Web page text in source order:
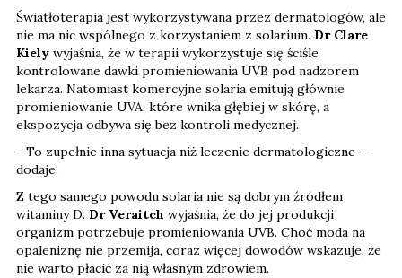
Światłoterapia jest wykorzystywana przez dermatologów, ale
nie ma nic wspólnego z korzystaniem z solarium. Dr Clare
Kiely wyjaśnia, że w terapii wykorzystuje się ściśle
kontrolowane dawki promieniowania UVB pod nadzorem
lekarza. Natomiast komercyjne solaria emitują głównie
promieniowanie UVA, które wnika głębiej w skórę, a
ekspozycja odbywa się bez kontroli medycznej.
- To zupełnie inna sytuacja niż leczenie dermatologiczne —
dodaje.
Z tego samego powodu solaria nie są dobrym źródłem
witaminy D. Dr Veraitch wyjaśnia, że do jej produkcji
organizm potrzebuje promieniowania UVB. Choć moda na
opaleniznę nie przemija, coraz więcej dowodów wskazuje, że
nie warto płacić za nią własnym zdrowiem.